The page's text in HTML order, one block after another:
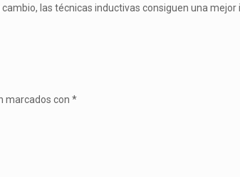
las técnicas inductivas consiguen una
marcados con *